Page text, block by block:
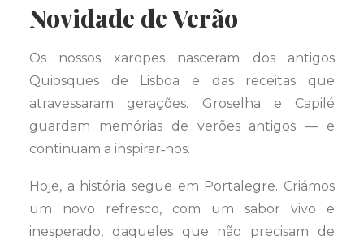
Novidade de Verão
Os nossos xaropes nasceram dos antigos
Quiosques de Lisboa e das receitas que
atravessaram gerações. Groselha e Capilé
guardam memórias de verões antigos — e
continuam a inspirar‑nos.
Hoje, a história segue em Portalegre. Criámos
um novo refresco, com um sabor vivo e
inesperado, daqueles que não precisam de